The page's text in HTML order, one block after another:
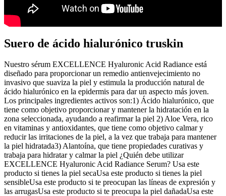
Suero de ácido hialurónico truskin
Nuestro sérum EXCELLENCE Hyaluronic Acid Radiance está
diseñado para proporcionar un remedio antienvejecimiento no
invasivo que suaviza la piel y estimula la producción natural de
ácido hialurónico en la epidermis para dar un aspecto más joven.
Los principales ingredientes activos son:1) Ácido hialurónico, que
tiene como objetivo proporcionar y mantener la hidratación en la
zona seleccionada, ayudando a reafirmar la piel 2) Aloe Vera, rico
en vitaminas y antioxidantes, que tiene como objetivo calmar y
reducir las irritaciones de la piel, a la vez que trabaja para mantener
la piel hidratada3) Alantoína, que tiene propiedades curativas y
trabaja para hidratar y calmar la piel ¿Quién debe utilizar
EXCELLENCE Hyaluronic Acid Radiance Serum? Usa este
producto si tienes la piel secaUsa este producto si tienes la piel
sensibleUsa este producto si te preocupan las líneas de expresión y
las arrugasUsa este producto si te preocupa la piel dañadaUsa este